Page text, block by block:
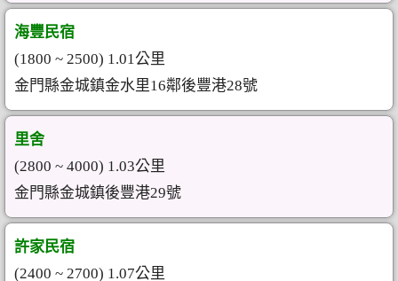
海豐民宿
(1800 ~ 2500) 1.01公里
金門縣金城鎮金水里16鄰後豐港28號
里舍
(2800 ~ 4000) 1.03公里
金門縣金城鎮後豐港29號
許家民宿
(2400 ~ 2700) 1.07公里